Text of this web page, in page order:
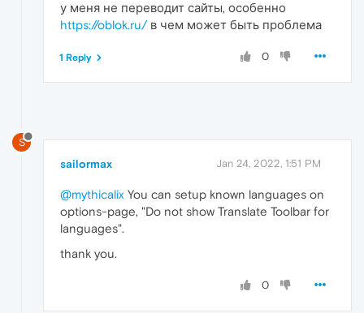
у меня не переводит сайты, особенно
https://oblok.ru/в чем может быть проблема
0
1 Reply
S
sailormax Jan 24, 2022, 1:51 PM
@mythicalix You can setup known languages on
options-page, "Do not show Translate Toolbar for
languages".
thank you.
0